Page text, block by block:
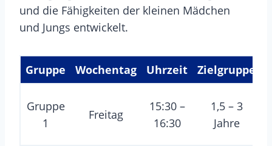
und die Fähigkeiten der kleinen Mädchen
und Jungs entwickelt.
Gruppe Wochentag Uhrzeit Zielgruppe
Gruppe
1
Freitag
15:30 –
16:30
1,5 – 3
Jahre